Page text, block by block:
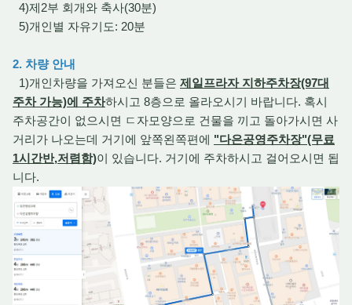
4)제2부 회개와 축사(30분)
5)개인별 자유기도: 20분
2. 차량 안내
1)개인차량을 가져오신 분들은 제일프라자 지하주차장(97대
주차 가능)에 주차하시고 8층으로 올라오시기 바랍니다. 혹시
주차공간이 없으시면 ㄷ자모양으로 건물을 끼고 돌아가시면 사
거리가 나오는데 거기에 앞쪽왼쪽편에 "다은공영주차장"(무료
1시간반,저렴함)이 있습니다. 거기에 주차하시고 걸어오시면 됩
니다.